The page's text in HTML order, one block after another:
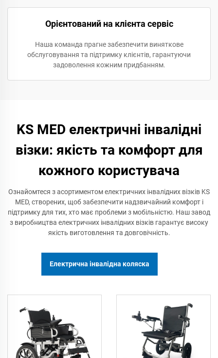
Орієнтований на клієнта сервіс
Наша команда прагне забезпечити виняткове
обслуговування та підтримку клієнтів, гарантуючи
задоволення кожним придбанням.
KS MED електричні інвалідні
візки: якість та комфорт для
кожного користувача
Ознайомтеся з асортиментом електричних інвалідних візків KS
MED, створених, щоб забезпечити надзвичайний комфорт і
підтримку для тих, хто має проблеми з мобільністю. Наш завод
з виробництва електричних інвалідних візків гарантує високу
якість виготовлення та довговічність.
Електрична інвалідна коляска